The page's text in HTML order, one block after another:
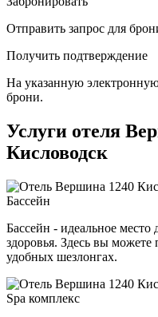
Отправить запрос для
Получить подтверждение
На указанную
брони.
Услуги отеля
Кисловодск
Бассейн
Бассейн - идеальное место
здоровья. Здесь вы можете
удобных шезлонгах.
Spa комплекс